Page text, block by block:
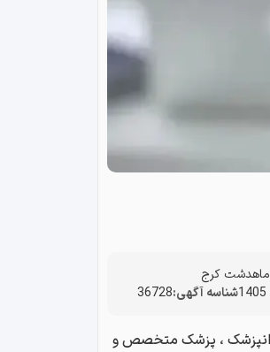
ماهدشت کرج
شناسه آگهی:36728
، پزشک متخصص و